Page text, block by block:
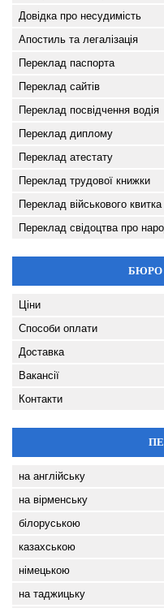
Довідка про несудимість
Апостиль та легалізація
Переклад паспорта
Переклад сайтів
Переклад посвідчення водія
Переклад диплому
Переклад атестату
Переклад трудової книжки
Переклад військового квитка
Переклад свідоцтва про
БЮРО
Ціни
Способи оплати
Доставка
Вакансії
Контакти
на англійську
на вірменську
білоруською
казахською
німецькою
на таджицьку